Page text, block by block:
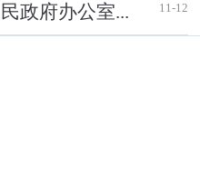
政府办公室... 11-12